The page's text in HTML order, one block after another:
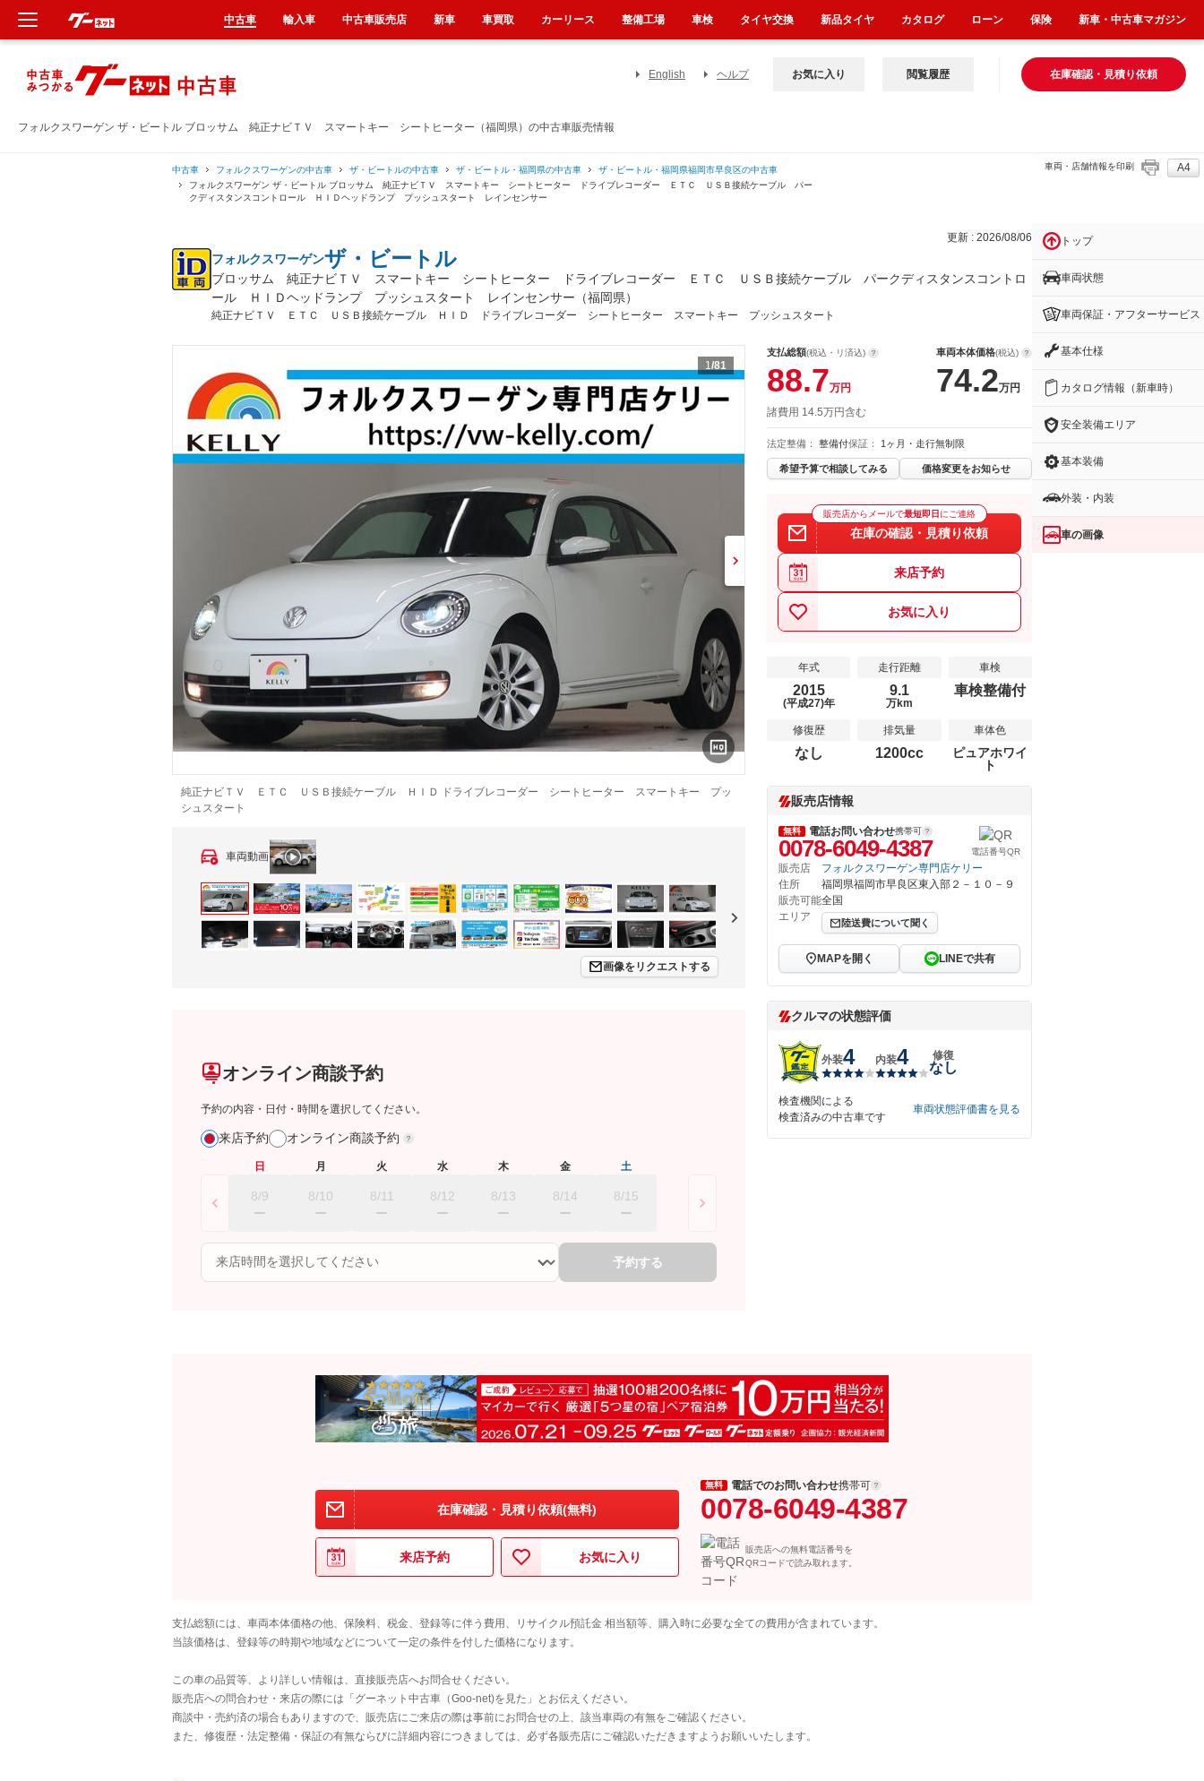
フォルクスワーゲン ザ・ビートル ブロッサム 純正ナビＴＶ スマートキー シートヒーター（福岡県）の中古車販売情報
English ヘルプ 在庫確認・見積り依頼
お気に入り 閲覧履歴
中古車 フォルクスワーゲンの中古車 ザ・ビートルの中古車 ザ・ビートル・福岡県の中古車
ザ・ビートル・福岡県福岡市早良区の中古車
フォルクスワーゲン ザ・ビートル ブロッサム 純正ナビＴＶ スマートキー シートヒーター ドライブレコーダー ＥＴＣ ＵＳＢ接続ケーブル パー
クディスタンスコントロール ＨＩＤヘッドランプ プッシュスタート レインセンサー
車両・店舗情報を印刷 A4
更新 : 2026/08/06
フォルクスワーゲンザ・ビートル
ブロッサム 純正ナビＴＶ スマートキー シートヒーター ドライブレコーダー ＥＴＣ ＵＳＢ接続ケーブル パークディスタンスコントロ
ール ＨＩＤヘッドランプ プッシュスタート レインセンサー（福岡県）
純正ナビＴＶ ＥＴＣ ＵＳＢ接続ケーブル ＨＩＤ ドライブレコーダー シートヒーター スマートキー プッシュスタート
1/81
純正ナビＴＶ ＥＴＣ ＵＳＢ接続ケーブル ＨＩＤ ドライブレコーダー シートヒーター スマートキー プッ
シュスタート
車両動画
画像をリクエストする
オンライン商談予約
予約の内容・日付・時間を選択してください。
来店予約 オンライン商談予約
日
8/9
月
8/10
火
8/11
水
8/12
木
8/13
金
8/14
土
8/15
予約する
支払総額(税込・リ済込)
88.7万円
車両本体価格(税込)
74.2万円
諸費用 14.5万円含む
法定整備： 整備付保証： 1ヶ月・走行無制限
希望予算で相談してみる 価格変更をお知らせ
販売店からメールで最短即日 にご連絡
在庫の確認・見積り依頼
来店予約
お気に入り
年式
2015
(平成27)年
走行距離
9.1
万km
車検
車検整備付
修復歴
なし
排気量
1200cc
車体色
ピュアホワイ
ト
販売店情報
無料 電話お問い合わせ携帯可
0078-6049-4387 電話番号QR
販売店
フォルクスワーゲン専門店ケリー
住所
福岡県福岡市早良区東入部２－１０－９
販売可能
エリア
全国
陸送費について聞く
MAPを開く LINEで共有
クルマの状態評価
外装4 内装4 修復
なし
検査機関による
検査済みの中古車です
車両状態評価書を見る
在庫確認・見積り依頼(無料)
来店予約 お気に入り
無料 電話でのお問い合わせ携帯可
0078-6049-4387
販売店への無料電話番号を
QRコードで読み取れます。
支払総額には、車両本体価格の他、保険料、税金、登録等に伴う費用、リサイクル預託金 相当額等、購入時に必要な全ての費用が含まれています。
当該価格は、登録等の時期や地域などについて一定の条件を付した価格になります。
この車の品質等、より詳しい情報は、直接販売店へお問合せください。
販売店への問合わせ・来店の際には「グーネット中古車（Goo-net)を見た」とお伝えください。
商談中・売約済の場合もありますので、販売店にご来店の際は事前にお問合せの上、該当車両の有無をご確認ください。
また、修復歴・法定整備・保証の有無ならびに詳細内容につきましては、必ず各販売店にご確認いただきますようお願いいたします。
トップ
車両状態
車両保証・アフターサービス
基本仕様
カタログ情報（新車時）
安全装備エリア
基本装備
外装・内装
車の画像
中古車 輸入車 中古車販売店 新車 車買取 カーリース 整備工場 車検 タイヤ交換 新品タイヤ カタログ ローン 保険 新車・中古車マガジン
新車
中古車